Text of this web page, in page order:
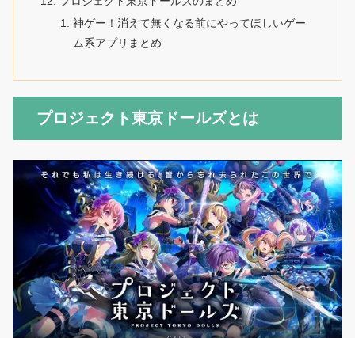
神ゲー！消えて無くなる前にやってほしいゲー
ム系アプリまとめ
プロジェクト東京ドールズとは